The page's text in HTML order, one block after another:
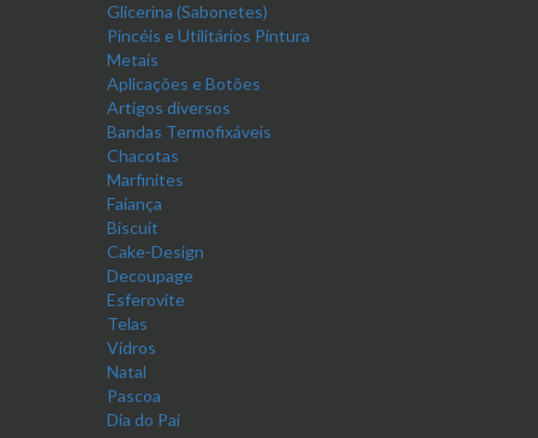
Glicerina (Sabonetes)
Pincéis e Utilitários Pintura
Metais
Aplicações e Botões
Artigos diversos
Bandas Termofixáveis
Chacotas
Marfinites
Faiança
Biscuit
Cake-Design
Decoupage
Esferovite
Telas
Vidros
Natal
Pascoa
Dia do Pai